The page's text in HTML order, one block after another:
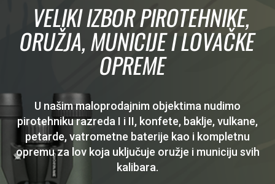
VELIKI IZBOR PIROTEHNIKE,
ORUŽJA, MUNICIJE I LOVAČKE
OPREME
U našim maloprodajnim objektima nudimo
pirotehniku razreda I i II, konfete, baklje, vulkane,
petarde, vatrometne baterije kao i kompletnu
opremu za lov koja uključuje oružje i municiju svih
kalibara.